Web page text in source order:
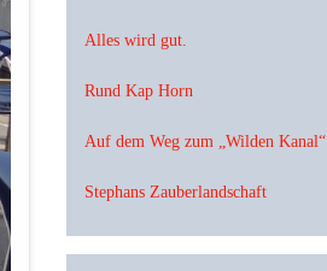
Alles wird gut.
Rund Kap Horn
Auf dem Weg zum „Wilden Kanal“
Stephans Zauberlandschaft